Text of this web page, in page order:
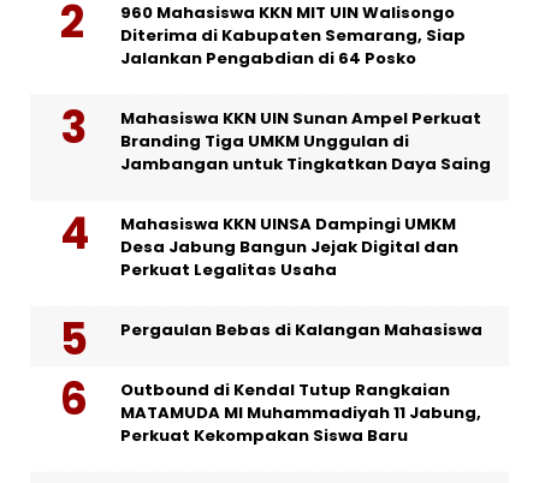
960 Mahasiswa KKN MIT UIN Walisongo
Diterima di Kabupaten Semarang, Siap
Jalankan Pengabdian di 64 Posko
Mahasiswa KKN UIN Sunan Ampel Perkuat
Branding Tiga UMKM Unggulan di
Jambangan untuk Tingkatkan Daya Saing
Mahasiswa KKN UINSA Dampingi UMKM
Desa Jabung Bangun Jejak Digital dan
Perkuat Legalitas Usaha
Pergaulan Bebas di Kalangan Mahasiswa
Outbound di Kendal Tutup Rangkaian
MATAMUDA MI Muhammadiyah 11 Jabung,
Perkuat Kekompakan Siswa Baru